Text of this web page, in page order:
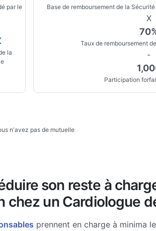
par le
la
Base de remboursement de la
X
Taux de remboursement
-
Participation
n'avez pas de mutuelle
son reste à
chez un Cardiologue
prennent en charge à minima le